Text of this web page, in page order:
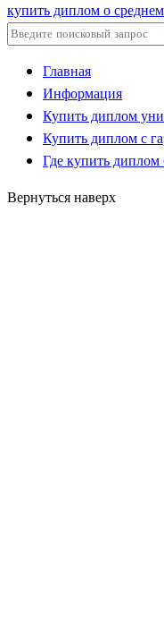
купить диплом о
Главная
Информация
Купить диплом
Купить диплом с
Где купить
Вернуться наверх